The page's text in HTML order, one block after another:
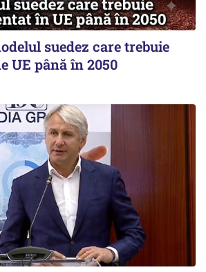
suedez care trebuie
UE până în 2050